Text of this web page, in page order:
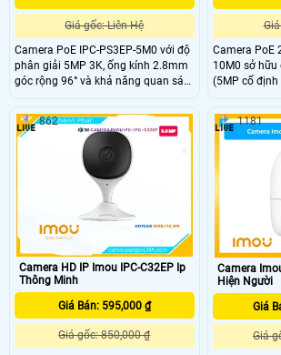
Giá gốc: Liên Hệ
Camera PoE IPC-PS3EP-5M0 với độ
phân giải 5MP 3K, ống kính 2.8mm
góc rộng 96° và khả năng quan sát
đêm 30m với hồng ngoại + LED giúp
theo dõi rõ cả ngày lẫn đêm. IPC-
PS3EP-5M0 cũng tích hợp mic, loa
hỗ trợ đàm thoại 2 chiều, phát hiện
người – phương tiện và lưu trữ thẻ
MicroSD đến 512GB.
Camera PoE
10M0 sở hữu
(5MP cố định
kính 3.6mm
ban đêm
mic – loa
người,
Smart
512GB, kết
Camera HD IP Imou IPC-C32EP Ip
Thông Minh
Giá Bán: 595,000 ₫
Giá gốc: 850,000 ₫
862
Camera Imou
Hiện Người
Giá
Giá
1181